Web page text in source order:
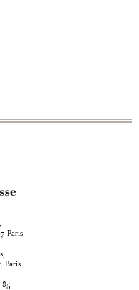
Paris
Paris
85